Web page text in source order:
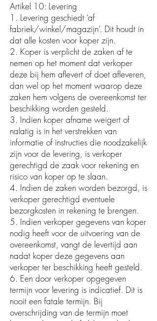
Artikel 10: Levering
1. Levering geschiedt ‘af
fabriek/winkel/magazijn’. Dit houdt in
dat alle kosten voor koper zijn.
2. Koper is verplicht de zaken af te
nemen op het moment dat verkoper
deze bij hem aflevert of doet afleveren,
dan wel op het moment waarop deze
zaken hem volgens de overeenkomst ter
beschikking worden gesteld.
3. Indien koper afname weigert of
nalatig is in het verstrekken van
informatie of instructies die noodzakelijk
zijn voor de levering, is verkoper
gerechtigd de zaak voor rekening en
risico van koper op te slaan.
4. Indien de zaken worden bezorgd, is
verkoper gerechtigd eventuele
bezorgkosten in rekening te brengen.
5. Indien verkoper gegevens van koper
nodig heeft voor de uitvoering van de
overeenkomst, vangt de levertijd aan
nadat koper deze gegevens aan
verkoper ter beschikking heeft gesteld.
6. Een door verkoper opgegeven
termijn voor levering is indicatief. Dit is
nooit een fatale termijn. Bij
overschrijding van de termijn moet